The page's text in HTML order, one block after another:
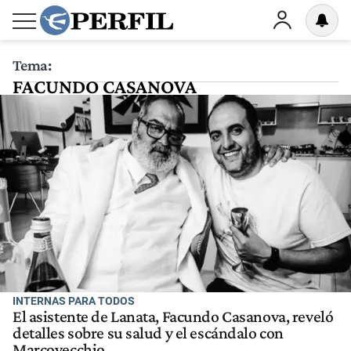
Tema:
FACUNDO CASANOVA
INTERNAS PARA TODOS
El asistente de Lanata, Facundo Casanova, reveló
detalles sobre su salud y el escándalo con